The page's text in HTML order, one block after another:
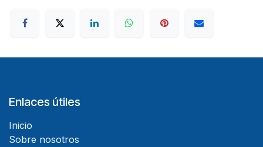
Enlaces útiles
Inicio
Sobre nosotros